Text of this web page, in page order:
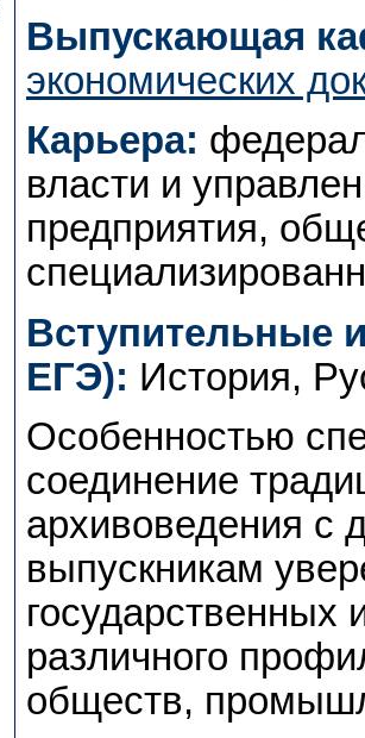
Выпускающая
экономических
Карьера:
власти и
предприятия,
Вступительные
ЕГЭ): История,
Особенностью
соединение
архивоведения с
выпускникам
государственных
различного
обществ,